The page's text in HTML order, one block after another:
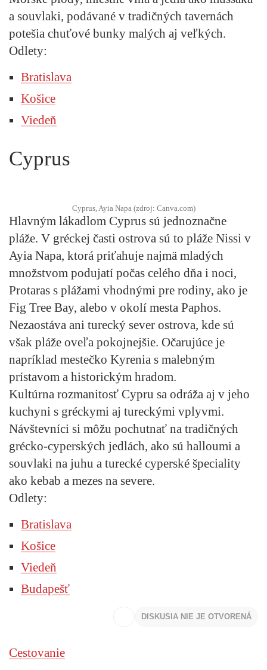
a souvlaki, podávané v tradičných tavernách
potešia chuťové bunky malých aj veľkých.
Odlety:
Bratislava
Košice
Viedeň
Cyprus
Cyprus, Ayia Napa (zdroj: Canva.com)
Hlavným lákadlom Cyprus sú jednoznačne
pláže. V gréckej časti ostrova sú to pláže Nissi v
Ayia Napa, ktorá priťahuje najmä mladých
množstvom podujatí počas celého dňa i noci,
Protaras s plážami vhodnými pre rodiny, ako je
Fig Tree Bay, alebo v okolí mesta Paphos.
Nezaostáva ani turecký sever ostrova, kde sú
však pláže oveľa pokojnejšie. Očarujúce je
napríklad mestečko Kyrenia s malebným
prístavom a historickým hradom.
Kultúrna rozmanitosť Cypru sa odráža aj v jeho
kuchyni s gréckymi aj tureckými vplyvmi.
Návštevníci si môžu pochutnať na tradičných
grécko-cyperských jedlách, ako sú halloumi a
souvlaki na juhu a turecké cyperské špeciality
ako kebab a mezes na severe.
Odlety:
Bratislava
Košice
Viedeň
Budapešť
DISKUSIA NIE JE OTVORENÁ
Cestovanie